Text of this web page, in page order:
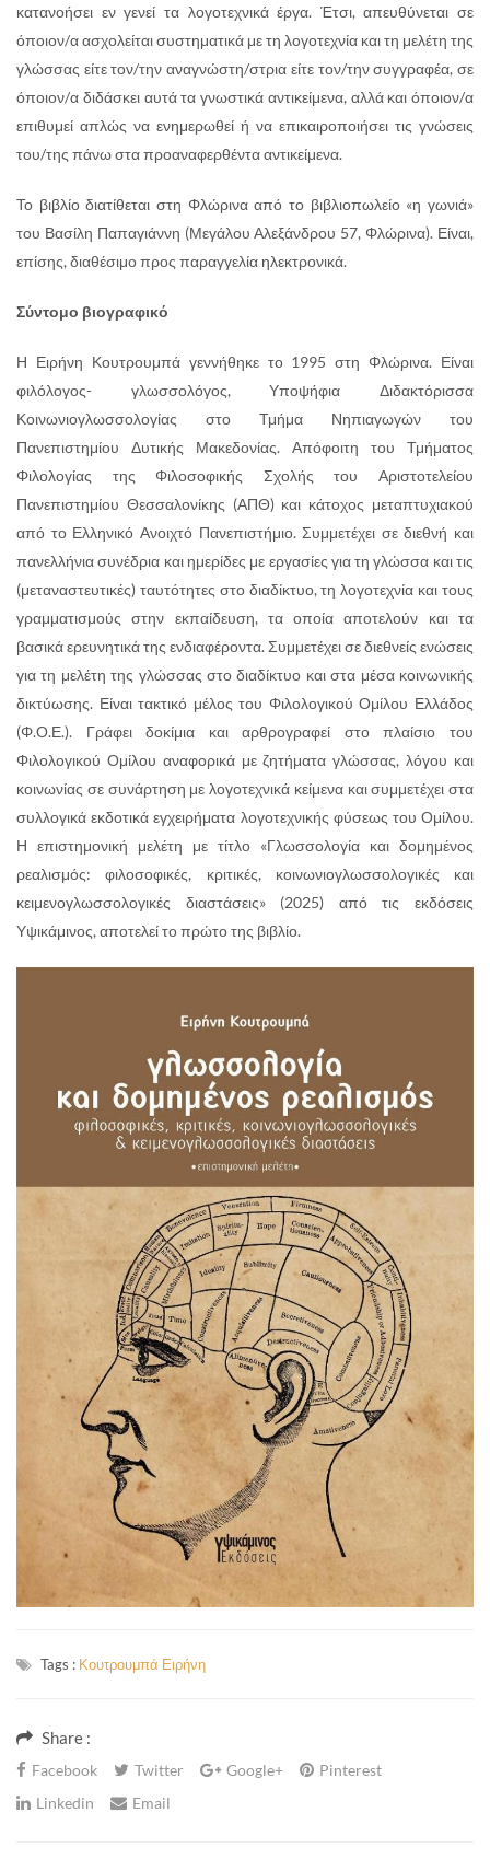
κατανοήσει εν γενεί τα λογοτεχνικά έργα. Έτσι, απευθύνεται σε
όποιον/α ασχολείται συστηματικά με τη λογοτεχνία και τη μελέτη της
γλώσσας είτε τον/την αναγνώστη/στρια είτε τον/την συγγραφέα, σε
όποιον/α διδάσκει αυτά τα γνωστικά αντικείμενα, αλλά και όποιον/α
επιθυμεί απλώς να ενημερωθεί ή να επικαιροποιήσει τις γνώσεις
του/της πάνω στα προαναφερθέντα αντικείμενα.
Το βιβλίο διατίθεται στη Φλώρινα από το βιβλιοπωλείο «η γωνιά»
του Βασίλη Παπαγιάννη (Μεγάλου Αλεξάνδρου 57, Φλώρινα). Είναι,
επίσης, διαθέσιμο προς παραγγελία ηλεκτρονικά.
Σύντομο βιογραφικό
Η Ειρήνη Κουτρουμπά γεννήθηκε το 1995 στη Φλώρινα. Είναι
φιλόλογος- γλωσσολόγος, Υποψήφια Διδακτόρισσα
Κοινωνιογλωσσολογίας στο Τμήμα Νηπιαγωγών του
Πανεπιστημίου Δυτικής Μακεδονίας. Απόφοιτη του Τμήματος
Φιλολογίας της Φιλοσοφικής Σχολής του Αριστοτελείου
Πανεπιστημίου Θεσσαλονίκης (ΑΠΘ) και κάτοχος μεταπτυχιακού
από το Ελληνικό Ανοιχτό Πανεπιστήμιο. Συμμετέχει σε διεθνή και
πανελλήνια συνέδρια και ημερίδες με εργασίες για τη γλώσσα και τις
(μεταναστευτικές) ταυτότητες στο διαδίκτυο, τη λογοτεχνία και τους
γραμματισμούς στην εκπαίδευση, τα οποία αποτελούν και τα
βασικά ερευνητικά της ενδιαφέροντα. Συμμετέχει σε διεθνείς ενώσεις
για τη μελέτη της γλώσσας στο διαδίκτυο και στα μέσα κοινωνικής
δικτύωσης. Είναι τακτικό μέλος του Φιλολογικού Ομίλου Ελλάδος
(Φ.Ο.Ε.). Γράφει δοκίμια και αρθρογραφεί στο πλαίσιο του
Φιλολογικού Ομίλου αναφορικά με ζητήματα γλώσσας, λόγου και
κοινωνίας σε συνάρτηση με λογοτεχνικά κείμενα και συμμετέχει στα
συλλογικά εκδοτικά εγχειρήματα λογοτεχνικής φύσεως του Ομίλου.
Η επιστημονική μελέτη με τίτλο «Γλωσσολογία και δομημένος
ρεαλισμός: φιλοσοφικές, κριτικές, κοινωνιογλωσσολογικές και
κειμενογλωσσολογικές διαστάσεις» (2025) από τις εκδόσεις
Υψικάμινος, αποτελεί το πρώτο της βιβλίο.
Tags : Κουτρουμπά Ειρήνη
Share :
Facebook Twitter Google+
Pinterest
Linkedin
Email